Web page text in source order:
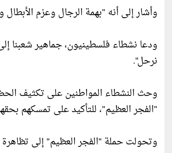
وأشار إلى أنه "بهمة الرجال وعزم
ودعا نشطاء فلسطينيون، جماهير شعبنا
نرحل".
وحث النشطاء المواطنين على تكثيف
"الفجر العظيم"، للتأكيد على تمسكهم
وتحولت حملة "الفجر العظيم" إلى